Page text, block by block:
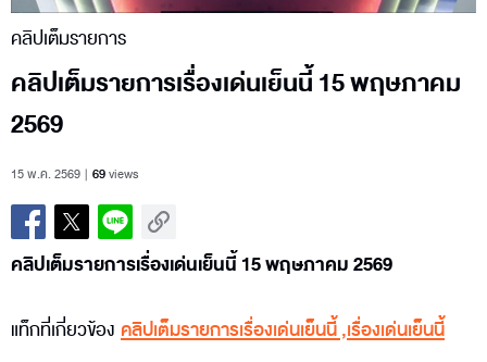
คลิปเต็มรายการ
คลิปเต็มรายการเรื่องเด่นเย็นนี้ 15 พฤษภาคม
2569
15 พ.ค. 2569 69views
คลิปเต็มรายการเรื่องเด่นเย็นนี้ 15 พฤษภาคม 2569
แท็กที่เกี่ยวข้อง คลิปเต็มรายการเรื่องเด่นเย็นนี้,เรื่องเด่นเย็นนี้